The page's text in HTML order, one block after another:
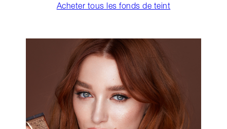
Acheter tous les fonds de teint